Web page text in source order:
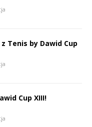
Tenis by Dawid Cup
Cup XIII!